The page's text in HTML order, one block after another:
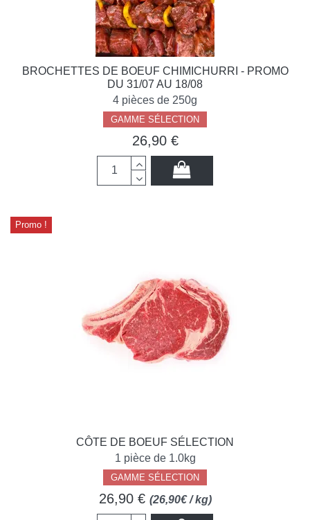
BROCHETTES DE BOEUF CHIMICHURRI - PROMO
DU 31/07 AU 18/08
4 pièces de 250g
GAMME SÉLECTION
26,90 €
Promo !
CÔTE DE BOEUF SÉLECTION
1 pièce de 1.0kg
GAMME SÉLECTION
26,90 € (26,90€ / kg)